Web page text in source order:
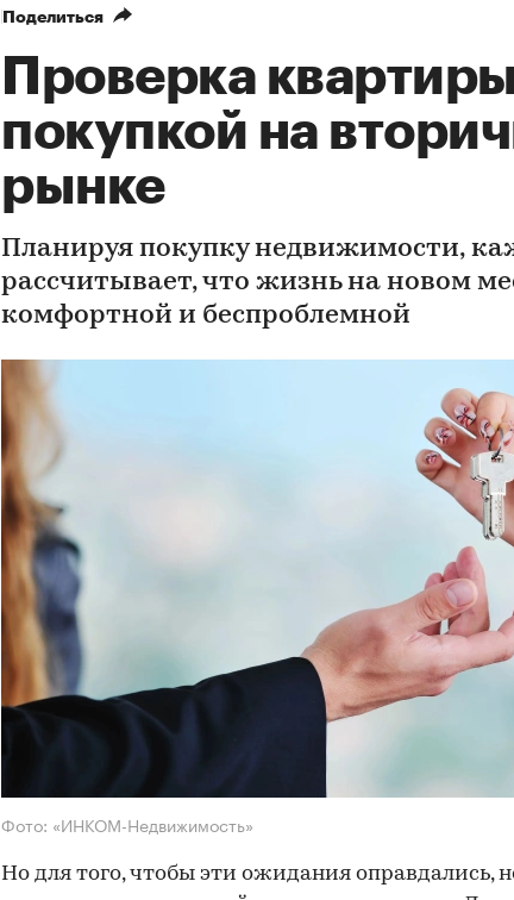
Поделиться
Проверка
покупкой на
рынке
Планируя покупку недвижимости,
рассчитывает, что жизнь на новом
комфортной и беспроблемной
Фото: «ИНКОМ-Недвижимость»
Но для того, чтобы эти ожидания оправдались,